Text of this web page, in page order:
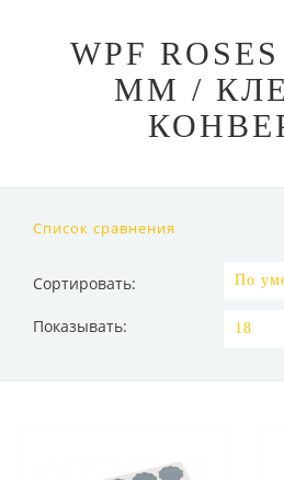
WPF
ММ /
Список сравнения
Сортировать:
Показывать: